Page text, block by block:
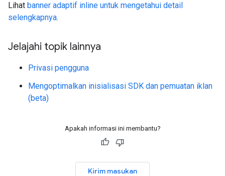
Lihat banner adaptif inline untuk mengetahui detail
selengkapnya.
Jelajahi topik lainnya
Privasi pengguna
Mengoptimalkan inisialisasi SDK dan pemuatan iklan
(beta)
Apakah informasi ini membantu?
Kirim masukan